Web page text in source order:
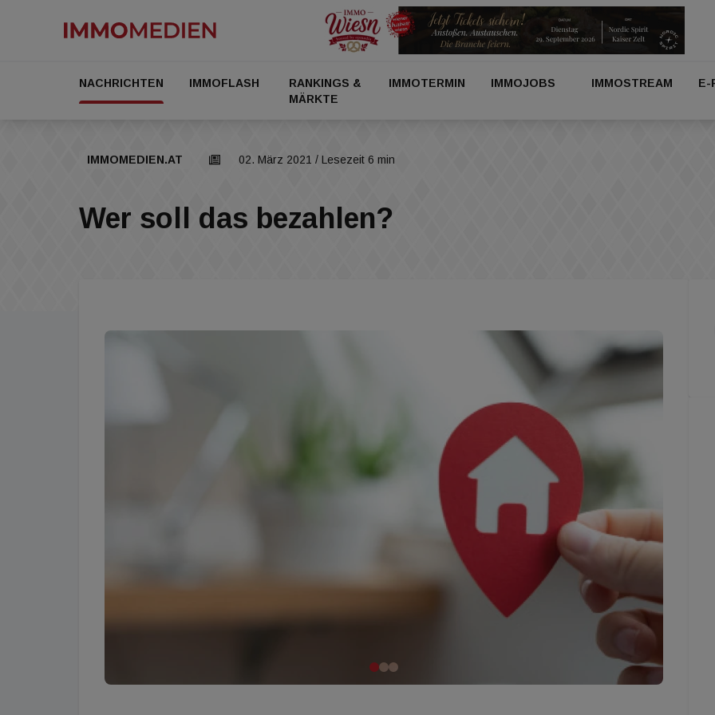
NACHRICHTEN IMMOFLASH
RANKINGS &
MÄRKTE
IMMOTERMIN IMMOJOBS IMMOSTREAM E-
IMMOMEDIEN.AT 02. März 2021 / Lesezeit 6 min
Wer soll das bezahlen?